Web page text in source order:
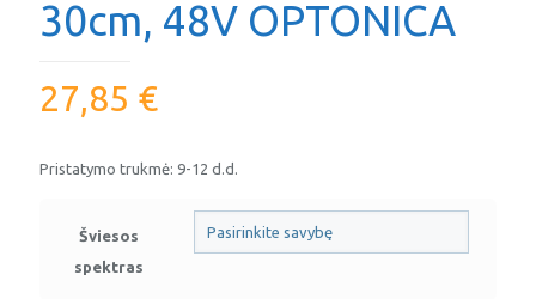
30cm, 48V OPTONICA
27,85 €
Pristatymo trukmė: 9-12 d.d.
Šviesos
spektras